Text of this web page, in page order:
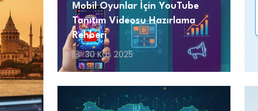
Mobil Oyunlar İçin YouTube
Tanıtım Videosu Hazırlama
Rehberi
30 Kas 2025